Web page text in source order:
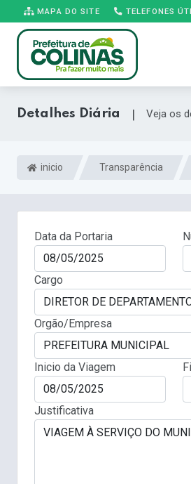
MAPA DO SITE TELEFONES
Detalhes Diária | Veja os
inicio Transparência
Data da Portaria
Cargo
Orgão/Empresa
Inicio da Viagem
Justificativa